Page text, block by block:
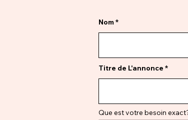
Nom
Titre de L'annonce
Que est votre besoin